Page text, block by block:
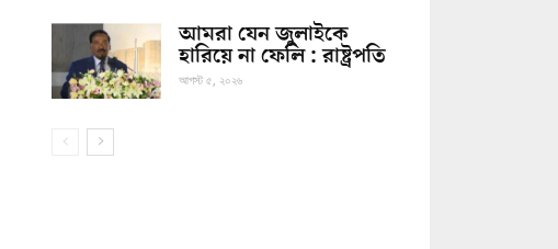
আমরা যেন জুলাইকে
হারিয়ে না ফেলি : রাষ্ট্রপতি
আগস্ট ৫, ২০২৬